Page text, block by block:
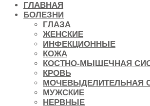
ГЛАВНАЯ
БОЛЕЗНИ
ГЛАЗА
ЖЕНСКИЕ
ИНФЕКЦИОННЫЕ
КОЖА
КОСТНО-МЫШЕЧНАЯ
КРОВЬ
МОЧЕВЫДЕЛИТЕЛЬНАЯ
МУЖСКИЕ
НЕРВНЫЕ